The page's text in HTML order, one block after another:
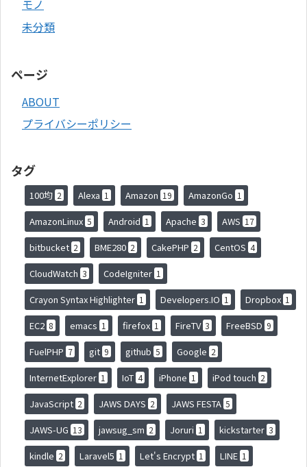
モノ
未分類
ページ
ABOUT
プライバシーポリシー
タグ
100均 2 Alexa 1 Amazon 19 AmazonGo 1
AmazonLinux 5 Android 1 Apache 3 AWS 17
bitbucket 2 BME280 2 CakePHP 2 CentOS 4
CloudWatch 3 CodeIgniter 1
Crayon Syntax Highlighter 1 Developers.IO 1 Dropbox 1
EC2 8 emacs 1 firefox 1 FireTV 3 FreeBSD 9
FuelPHP 7 git 9 github 5 Google 2
InternetExplorer 1 IoT 4 iPhone 1 iPod touch 2
JavaScript 2 JAWS DAYS 2 JAWS FESTA 5
JAWS-UG 13 jawsug_sm 2 Joruri 1 kickstarter 3
kindle 2 Laravel5 1 Let's Encrypt 1 LINE 1